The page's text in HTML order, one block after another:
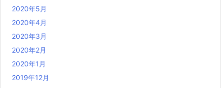
2020年5月
2020年4月
2020年3月
2020年2月
2020年1月
2019年12月